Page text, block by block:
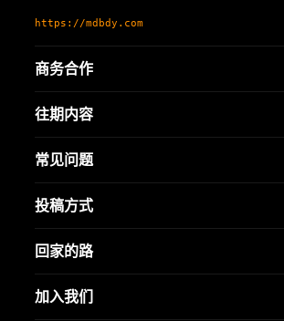
https://mdbdy.com
商务合作
往期内容
常见问题
投稿方式
回家的路
加入我们